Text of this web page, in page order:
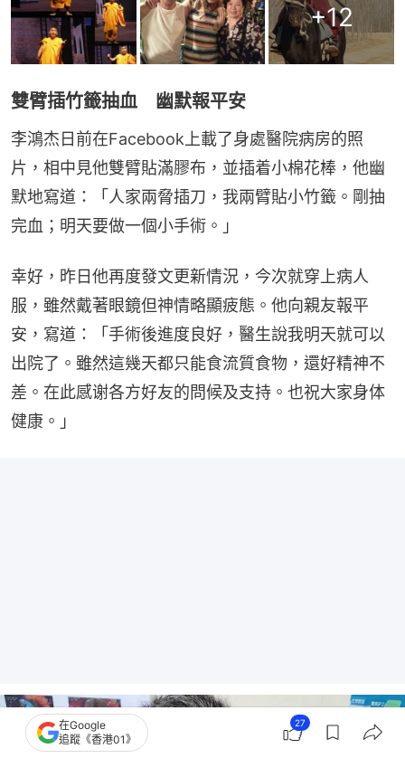
+12
雙臂插竹籤抽血 幽默報平安
李鴻杰日前在Facebook上載了身處醫院病房的照
片，相中見他雙臂貼滿膠布，並插着小棉花棒，他幽
默地寫道：「人家兩脅插刀，我兩臂貼小竹籤。剛抽
完血；明天要做一個小手術。」
幸好，昨日他再度發文更新情況，今次就穿上病人
服，雖然戴著眼鏡但神情略顯疲態。他向親友報平
安，寫道：「手術後進度良好，醫生說我明天就可以
出院了。雖然這幾天都只能食流質食物，還好精神不
差。​在此感谢各方好友的問候及支持。也祝大家身体
健康。」
在Google
追蹤《香港01》
27